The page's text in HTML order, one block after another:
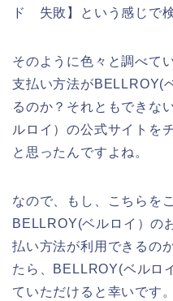
ド 失敗】という感じで
そのように色々と調べて
支払い方法がBELLROY(
るのか？それともできな
ルロイ）の公式サイトを
と思ったんですよね。
なので、もし、こちらを
BELLROY(ベルロイ）の
払い方法が利用できるの
たら、BELLROY(ベルロ
ていただけると幸いです。